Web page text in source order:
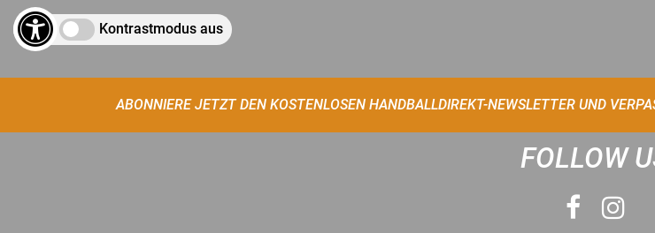
Kontrastmodus aus
ABONNIERE JETZT DEN KOSTENLOSEN HANDBALLDIREKT-NEWSLETTER UND
FOLLOW